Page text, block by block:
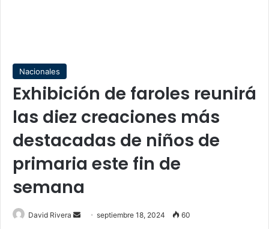
Nacionales
Exhibición de faroles reunirá
las diez creaciones más
destacadas de niños de
primaria este fin de
semana
David Rivera
Sendseptiembre 18, 2024 60